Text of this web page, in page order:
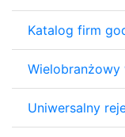
Katalog firm
Uniwersalny